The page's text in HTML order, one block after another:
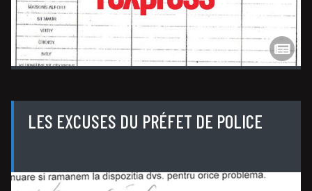
LES EXCUSES DU PRÉFET DE POLICE